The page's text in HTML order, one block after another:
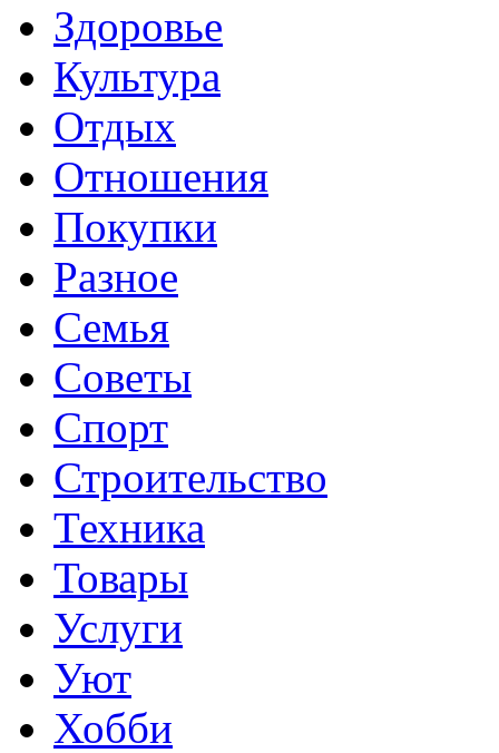
Здоровье
Культура
Отдых
Отношения
Покупки
Разное
Семья
Советы
Спорт
Строительство
Техника
Товары
Услуги
Уют
Хобби